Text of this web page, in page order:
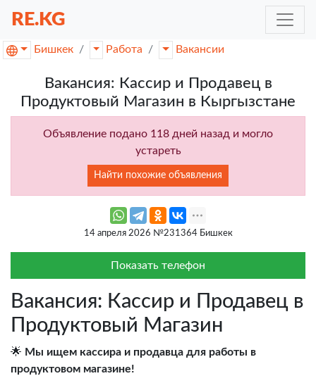
RE.KG
Бишкек Работа Вакансии
Вакансия: Кассир и Продавец в
Продуктовый Магазин в Кыргызстане
Объявление подано 118 дней назад и могло
устареть
Найти похожие объявления
14 апреля 2026 №231364 Бишкек
Показать телефон
Вакансия: Кассир и Продавец в
Продуктовый Магазин
🌟 Мы ищем кассира и продавца для работы в
продуктовом магазине!